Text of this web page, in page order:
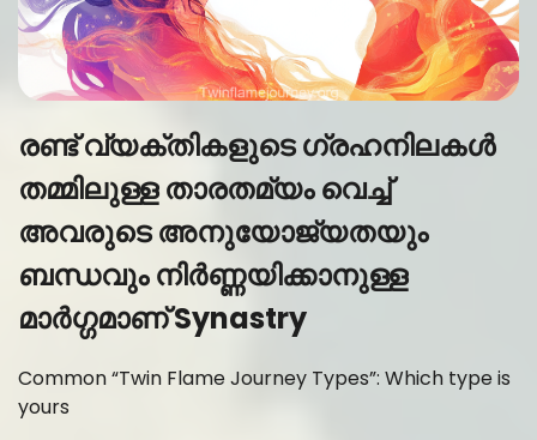
രണ്ട് വ്യക്തികളുടെ ഗ്രഹനിലകൾ
തമ്മിലുള്ള താരതമ്യം വെച്ച്
അവരുടെ അനുയോജ്യതയും
ബന്ധവും നിർണ്ണയിക്കാനുള്ള
മാർഗ്ഗമാണ്Synastry
Common “Twin Flame Journey Types”: Which type is
yours